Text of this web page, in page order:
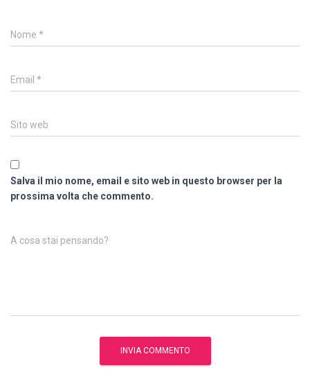
Nome *
Email *
Sito web
Salva il mio nome, email e sito web in questo browser per la
prossima volta che commento.
A cosa stai pensando?